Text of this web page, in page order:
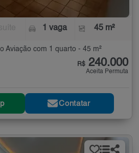
1 vaga 45 m²
Aviação com 1 quarto - 45 m²
R$ 240.000
Aceita Permuta
Contatar